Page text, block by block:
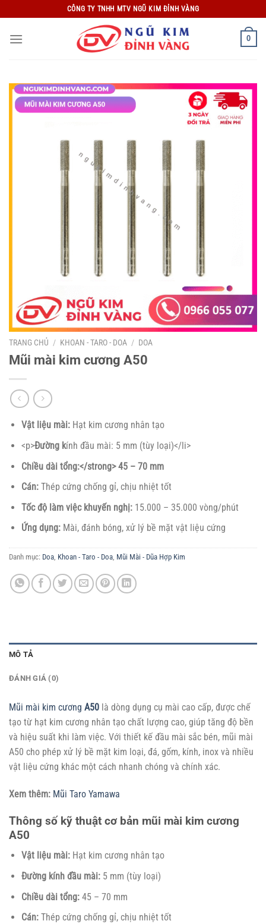
qua
nội
CÔNG TY TNHH MTV NGŨ KIM ĐỈNH VÀNG
0
TRANG CHỦ / KHOAN - TARO - DOA / DOA
Mũi mài kim cương A50
Vật liệu mài:Hạt kim cương nhân tạo
<p>Đường kính đầu mài: 5 mm (tùy loại)</li>
Chiều dài tổng:</strong> 45 – 70 mm
Cán:Thép cứng chống gỉ, chịu nhiệt tốt
Tốc độ làm việc khuyến nghị:15.000 – 35.000 vòng/phút
Ứng dụng:Mài, đánh bóng, xử lý bề mặt vật liệu cứng
Danh mục: Doa, Khoan - Taro - Doa, Mũi Mài - Dũa Hợp Kim
MÔ TẢ
ĐÁNH GIÁ (0)
Mũi mài kim cương A50 là dòng dụng cụ mài cao cấp, được chế
tạo từ hạt kim cương nhân tạo chất lượng cao, giúp tăng độ bền
và hiệu suất khi làm việc. Với thiết kế đầu mài sắc bén, mũi mài
A50 cho phép xử lý bề mặt kim loại, đá, gốm, kính, inox và nhiều
vật liệu cứng khác một cách nhanh chóng và chính xác.
Xem thêm: Mũi Taro Yamawa
Thông số kỹ thuật cơ bản mũi mài kim cương
A50
Vật liệu mài:Hạt kim cương nhân tạo
Đường kính đầu mài:5 mm (tùy loại)
Chiều dài tổng:45 – 70 mm
Cán:Thép cứng chống gỉ, chịu nhiệt tốt